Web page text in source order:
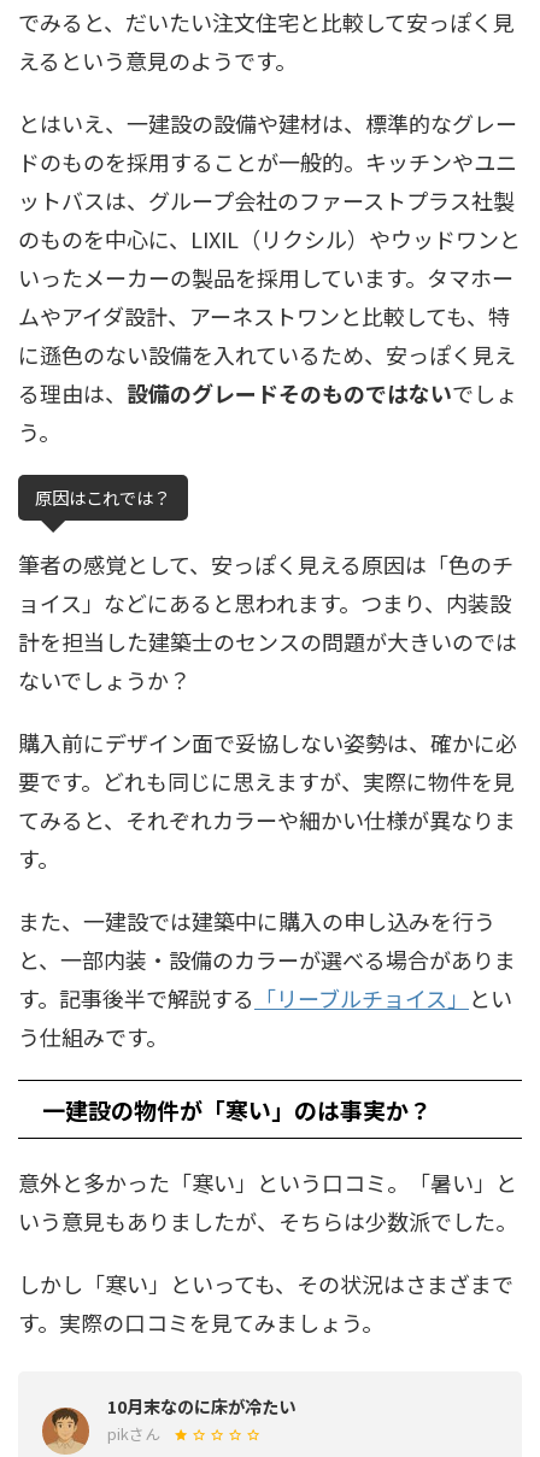
でみると、だいたい注文住宅と比較して安っぽく見
えるという意見のようです。
とはいえ、一建設の設備や建材は、標準的なグレー
ドのものを採用することが一般的。キッチンやユニ
ットバスは、グループ会社のファーストプラス社製
のものを中心に、LIXIL（リクシル）やウッドワンと
いったメーカーの製品を採用しています。タマホー
ムやアイダ設計、アーネストワンと比較しても、特
に遜色のない設備を入れているため、安っぽく見え
る理由は、 設備のグレードそのものではないでしょ
う。
原因はこれでは？
筆者の感覚として、安っぽく見える原因は「色のチ
ョイス」などにあると思われます。つまり、内装設
計を担当した建築士のセンスの問題が大きいのでは
ないでしょうか？
購入前にデザイン面で妥協しない姿勢は、確かに必
要です。どれも同じに思えますが、実際に物件を見
てみると、それぞれカラーや細かい仕様が異なりま
す。
また、一建設では建築中に購入の申し込みを行う
と、一部内装・設備のカラーが選べる場合がありま
す。記事後半で解説する 「リーブルチョイス」 とい
う仕組みです。
一建設の物件が「寒い」のは事実か？
意外と多かった「寒い」という口コミ。「暑い」と
いう意見もありましたが、そちらは少数派でした。
しかし「寒い」といっても、その状況はさまざまで
す。実際の口コミを見てみましょう。
10月末なのに床が冷たい
pikさん